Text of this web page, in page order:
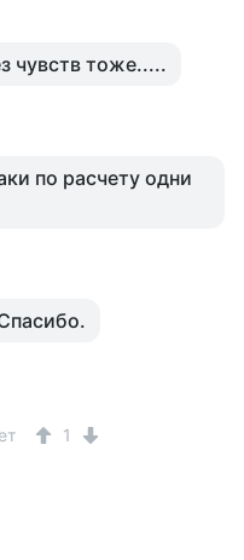
чувств тоже.....
по расчету одни
1